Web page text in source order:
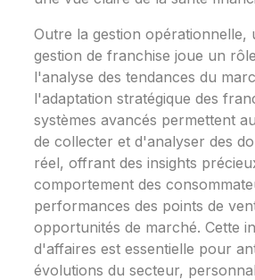
Outre la gestion opérationnelle,
gestion de franchise joue un
l'analyse des tendances du
l'adaptation stratégique des
systèmes avancés permettent
de collecter et d'analyser des
réel, offrant des insights
comportement des
performances des points de
opportunités de marché. Cette
d'affaires est essentielle pour
évolutions du secteur,